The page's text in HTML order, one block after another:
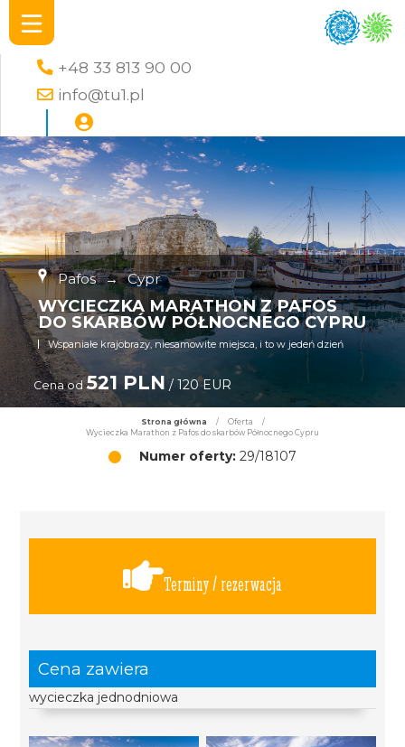
+48 33 813 90 00
info@tu1.pl
Pafos → Cypr
WYCIECZKA MARATHON Z PAFOS
DO SKARBÓW PÓŁNOCNEGO CYPRU
Wspaniałe krajobrazy, niesamowite miejsca, i to w jedeń dzień
Cena od 521 PLN/ 120 EUR
Strona główna / Oferta
/
Wycieczka Marathon z Pafos do skarbów Północnego Cypru
Numer oferty: 29/18107
Terminy / rezerwacja
Cena zawiera
wycieczka jednodniowa